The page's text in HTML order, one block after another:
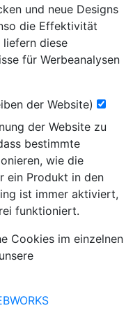
und neue Designs
die Effektivität
liefern diese
für Werbeanalysen
der Website)
der Website zu
bestimmte
wie die
ein Produkt in den
ist immer aktiviert,
funktioniert.
Cookies im einzelnen